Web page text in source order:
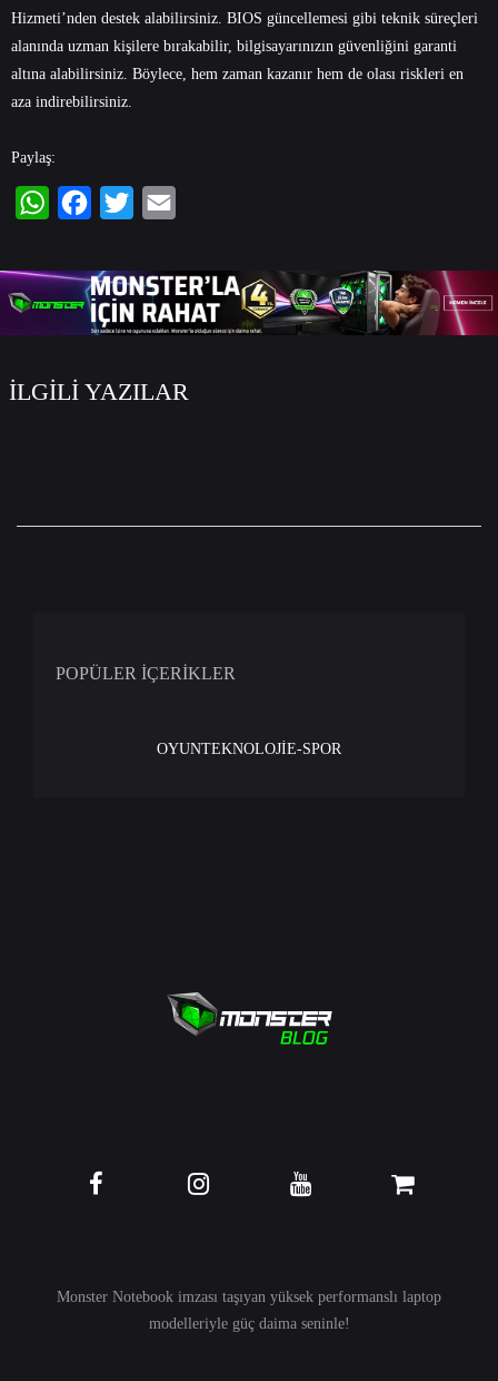
Hizmeti’nden destek alabilirsiniz. BIOS güncellemesi gibi teknik süreçleri
alanında uzman kişilere bırakabilir, bilgisayarınızın güvenliğini garanti
altına alabilirsiniz. Böylece, hem zaman kazanır hem de olası riskleri en
aza indirebilirsiniz.
Paylaş:
İLGİLİ YAZILAR
POPÜLER İÇERİKLER
OYUNTEKNOLOJİE-SPOR
Monster Notebook imzası taşıyan yüksek performanslı laptop
modelleriyle güç daima seninle!